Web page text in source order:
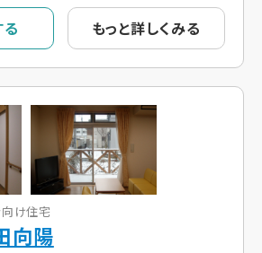
もっと詳しくみる
け住宅
向陽